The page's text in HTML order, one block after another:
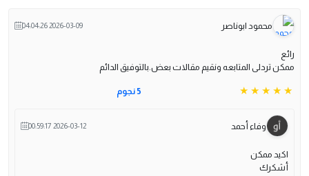
محمود ابوناصر 2026-03-09 04:04:26
رائع
ممكن تردلى المتابعه ونقيم مقالات بعض.بالتوفيق الدائم
5 نجوم
وفاء أحمد 2026-03-12 00:59:17
اكيد ممكن
أشكرك